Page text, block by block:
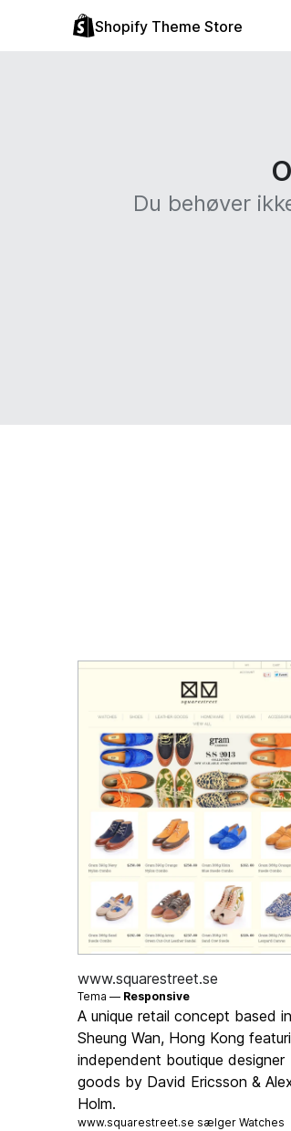
Shopify Theme Store
Du behøver
www.squarestreet.se
Tema — Responsive
A unique retail concept based in
Sheung Wan, Hong Kong
independent boutique designer
goods by David Ericsson &
Holm.
www.squarestreet.se sælgerWatches